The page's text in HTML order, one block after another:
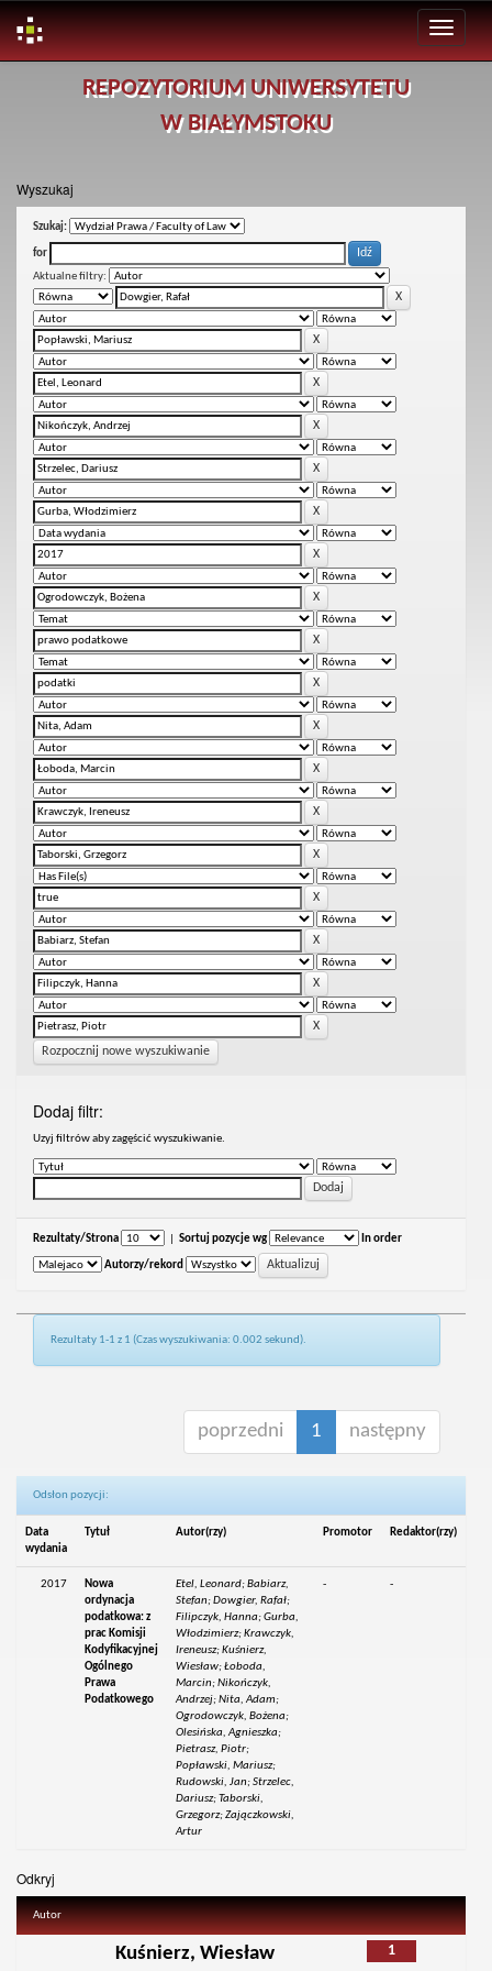
REPOZYTORIUM UNIWERSYTETU
W BIAŁYMSTOKU
Wyszukaj
Szukaj:
for
Aktualne filtry:
Rozpocznij nowe wyszukiwanie
Dodaj filtr:
Uzyj filtrów aby zagęścić wyszukiwanie.
Rezultaty/Strona Sortuj pozycje wg In order
Autorzy/rekord
Rezultaty 1-1 z 1 (Czas wyszukiwania: 0.002 sekund).
poprzedni 1 następny
Odsłon pozycji:
Data
wydania
Tytuł Autor(rzy) Promotor Redaktor(rzy)
2017
Nowa
ordynacja
podatkowa: z
prac Komisji
Kodyfikacyjnej
Ogólnego
Prawa
Podatkowego
Etel, Leonard; Babiarz,
Stefan; Dowgier, Rafał;
Filipczyk, Hanna; Gurba,
Włodzimierz; Krawczyk,
Ireneusz; Kuśnierz,
Wiesław; Łoboda,
Marcin; Nikończyk,
Andrzej; Nita, Adam;
Ogrodowczyk, Bożena;
Olesińska, Agnieszka;
Pietrasz, Piotr;
Popławski, Mariusz;
Rudowski, Jan; Strzelec,
Dariusz; Taborski,
Grzegorz; Zajączkowski,
Artur
- -
Odkryj
Autor
1
Kuśnierz, Wiesław